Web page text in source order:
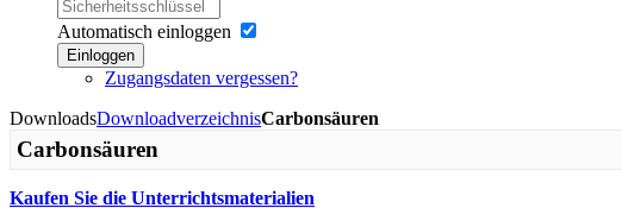
Automatisch einloggen
Einloggen
Zugangsdaten vergessen?
DownloadsDownloadverzeichnisCarbonsäuren
Carbonsäuren
Kaufen Sie die Unterrichtsmaterialien